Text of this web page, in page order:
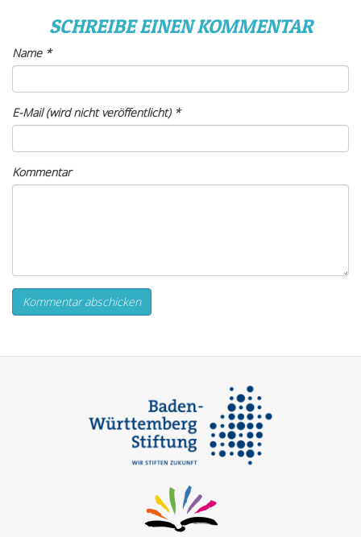
SCHREIBE EINEN KOMMENTAR
Name*
E-Mail (wird nicht veröffentlicht)*
Kommentar